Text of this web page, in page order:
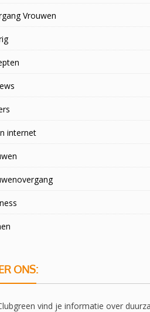
Vrouwen
internet
ONS:
vind je informatie over